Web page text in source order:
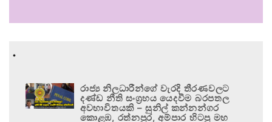
.
රාජ්‍ය නිලධාරීන්ගේ වැරදි තීරණවලට
දණ්ඩ නීති සංග්‍රහය යෙදවීම බරපතල
අවභාවිතයකි – සුනිල් කන්නන්ගර
කොළඹ, රත්නපුර, අම්පාර හිටපු මහ